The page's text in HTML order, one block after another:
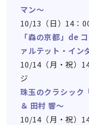
マン～
10/13（日）14：
「森の京都」de
ァルテット・イ
10/14（月・祝）
ジ
珠玉のクラシック
＆ 田村 響～
10/14（月・祝）